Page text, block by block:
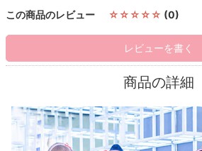
この商品のレビュー ☆☆☆☆☆ (0)
レビューを書く
商品の詳細